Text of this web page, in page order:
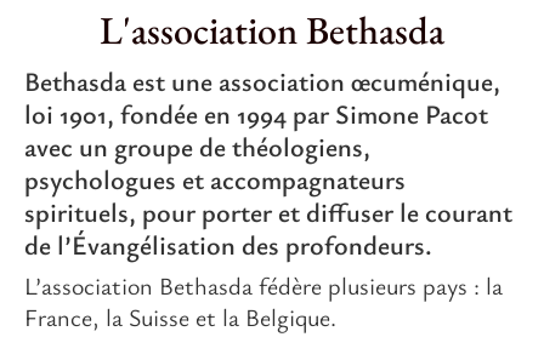
L'association Bethasda
Bethasda est une association œcuménique,
loi 1901, fondée en 1994 par Simone Pacot
avec un groupe de théologiens,
psychologues et accompagnateurs
spirituels, pour porter et diffuser le courant
de l’Évangélisation des profondeurs.
L’association Bethasda fédère plusieurs pays : la
France, la Suisse et la Belgique.